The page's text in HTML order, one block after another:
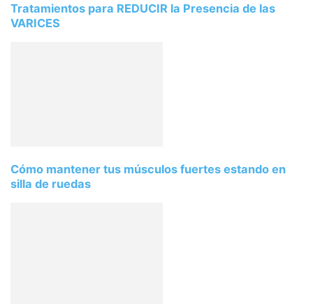
Tratamientos para REDUCIR la Presencia de las
VARICES
Cómo mantener tus músculos fuertes estando en
silla de ruedas